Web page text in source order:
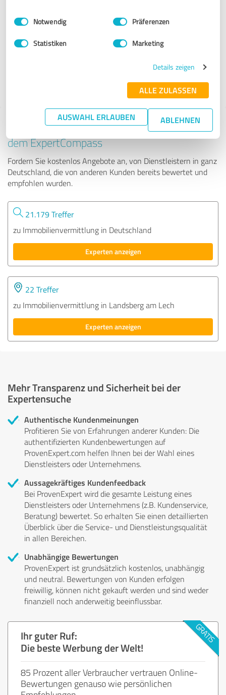
Impressum Datenschutzbestimmungen
Einwilligungsauswahl
Notwendig Präferenzen
Statistiken Marketing
Details zeigen
ALLE ZULASSEN
AUSWAHL ERLAUBEN ABLEHNEN
Citak Immobilien e.K.
Tipp: Die passenden Experten finden - mit
dem ExpertCompass
Fordern Sie kostenlos Angebote an, von Dienstleistern in ganz
Deutschland, die von anderen Kunden bereits bewertet und
empfohlen wurden.
21.179 Treffer
zu Immobilienvermittlung in Deutschland
Experten anzeigen
22 Treffer
zu Immobilienvermittlung in Landsberg am Lech
Experten anzeigen
Mehr Transparenz und Sicherheit bei der
Expertensuche
Authentische Kundenmeinungen
Profitieren Sie von Erfahrungen anderer Kunden: Die
authentifizierten Kundenbewertungen auf
ProvenExpert.com helfen Ihnen bei der Wahl eines
Dienstleisters oder Unternehmens.
Aussagekräftiges Kundenfeedback
Bei ProvenExpert wird die gesamte Leistung eines
Dienstleisters oder Unternehmens (z.B. Kundenservice,
Beratung) bewertet. So erhalten Sie einen detaillierten
Überblick über die Service- und Dienstleistungsqualität
in allen Bereichen.
Unabhängige Bewertungen
ProvenExpert ist grundsätzlich kostenlos, unabhängig
und neutral. Bewertungen von Kunden erfolgen
freiwillig, können nicht gekauft werden und sind weder
finanziell noch anderweitig beeinflussbar.
Ihr guter Ruf:
Die beste Werbung der Welt!
85 Prozent aller Verbraucher vertrauen Online-
Bewertungen genauso wie persönlichen